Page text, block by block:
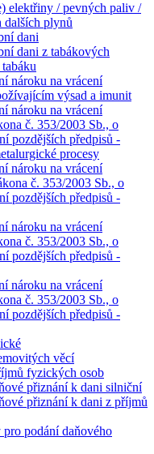
elektřiny / pevných paliv /
dalších plynů
dani
dani z tabákových
nároku na vrácení
výsad a imunit
nároku na vrácení
č. 353/2003 Sb., o
pozdějších předpisů -
procesy
nároku na vrácení
č. 353/2003 Sb., o
pozdějších předpisů -
nároku na vrácení
č. 353/2003 Sb., o
pozdějších předpisů -
nároku na vrácení
č. 353/2003 Sb., o
pozdějších předpisů -
věcí
fyzických osob
přiznání k dani silniční
přiznání k dani z příjmů
podání daňového